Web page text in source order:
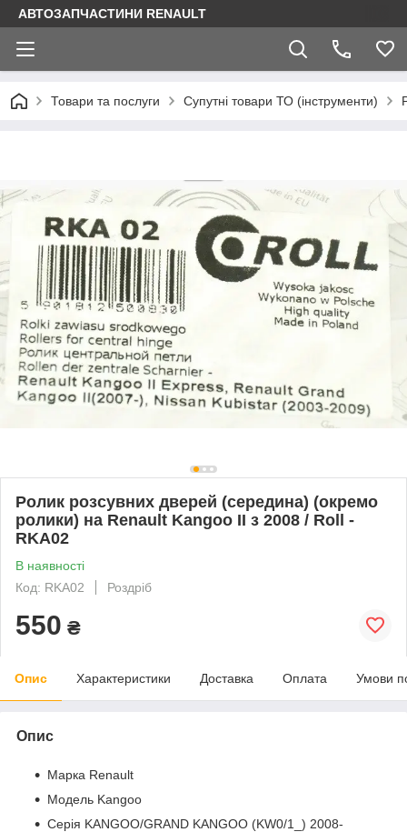
АВТОЗАПЧАСТИНИ RENAULT
Товари та послуги Супутні товари ТО (інструменти)
Ролик розсувних дверей (середина) (окремо
ролики) на Renault Kangoo II з 2008 / Roll -
RKA02
В наявності
Код: RKA02
Роздріб
550 ₴
Опис Характеристики Доставка Оплата Умови
Опис
Марка Renault
Модель Kangoo
Серія KANGOO/GRAND KANGOO (KW0/1_) 2008-